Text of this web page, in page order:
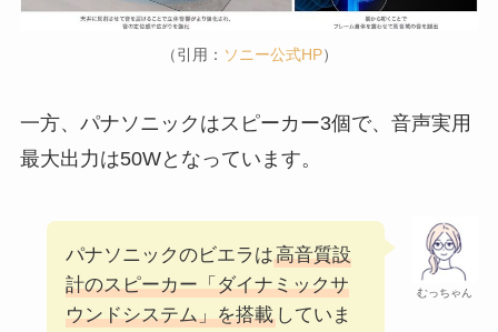
（引用： ソニー公式HP）
一方、パナソニックはスピーカー3個で、音声実用
最大出力は50Wとなっています。
むっちゃん
パナソニックのビエラは高音質設
計のスピーカー「ダイナミックサ
ウンドシステム」を搭載していま